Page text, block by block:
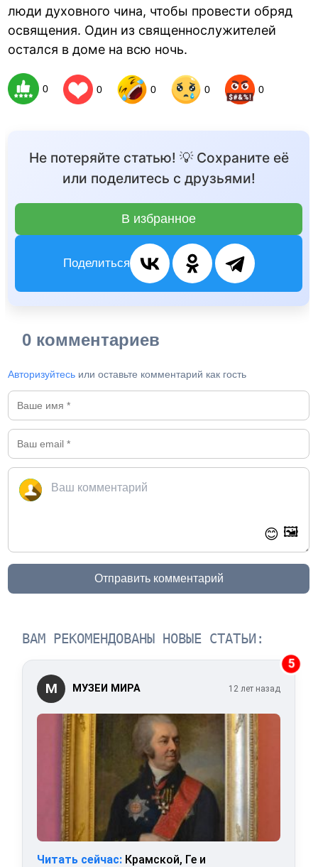
люди духовного чина, чтобы провести обряд
освящения. Один из священнослужителей
остался в доме на всю ночь.
0 0 0 0 0
Не потеряйте статью! 💡 Сохраните её
или поделитесь с друзьями!
В избранное
Поделиться
0 комментариев
Авторизуйтесь или оставьте комментарий как гость
😊 🖼️
Отправить комментарий
ВАМ РЕКОМЕНДОВАНЫ НОВЫЕ СТАТЬИ:
5
М МУЗЕИ МИРА 12 лет назад
Читать сейчас: Крамской, Ге и